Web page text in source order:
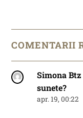
COMENTARII
Simona Btz
sunete?
apr. 19, 00:22